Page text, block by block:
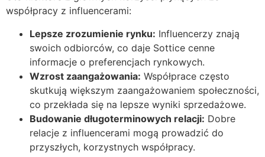
współpracy z influencerami:
Lepsze zrozumienie rynku: Influencerzy znają
swoich odbiorców, co daje Sottice cenne
informacje o preferencjach rynkowych.
Wzrost zaangażowania: Współprace często
skutkują większym zaangażowaniem społeczności,
co przekłada się na lepsze wyniki sprzedażowe.
Budowanie długoterminowych relacji: Dobre
relacje z influencerami mogą prowadzić do
przyszłych, korzystnych współpracy.